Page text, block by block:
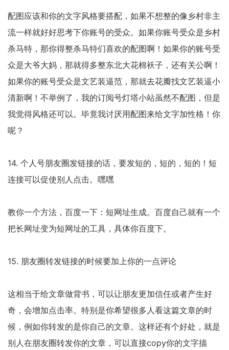
配图应该和你的文字风格要搭配，如果不想整的像乡村非主
流一样就好好思考下你账号的受众。如果你账号受众是乡村
杀马特，那你得整杀马特们喜欢的配图啊！如果你的账号受
众是大爷大妈，那就得多整东北大花棉袄子，还有关公啊！
如果你的账号受众是文艺装逼范，那就去花瓣找文艺装逼小
清新啊！不举例了，我的订阅号灯塔小站虽然不配图，但是
我觉得风格还可以。毕竟我讨厌用配图来给文字加性格！你
呢？
14. 个人号朋友圈发链接的话，要发短的，短的，短的！短
连接可以促使别人点击。嘿嘿
教你一个方法，百度一下：短网址生成。百度自己就有一个
把长网址变为短网址的工具，具体你百度下。
15. 朋友圈转发链接的时候要加上你的一点评论
这相当于给文章做背书，可以让朋友更加信任或者产生好
奇，会增加点击率。特别是你希望很多人看这篇文章的时
候，例如你转发的是你自己的文章。这样还有个好处，就是
别人在朋友圈转发你的文章，可以直接copy你的文字描